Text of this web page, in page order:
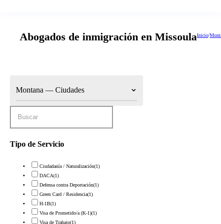
Abogados de inmigración en MissoulaInicio/
Montana — Ciudades
Tipo de Servicio
Ciudadanía / Naturalización(1)
DACA(1)
Defensa contra Deportación(1)
Green Card / Residencia(1)
H-1B(1)
Visa de Prometido/a (K-1)(1)
Visa de Trabajo(1)